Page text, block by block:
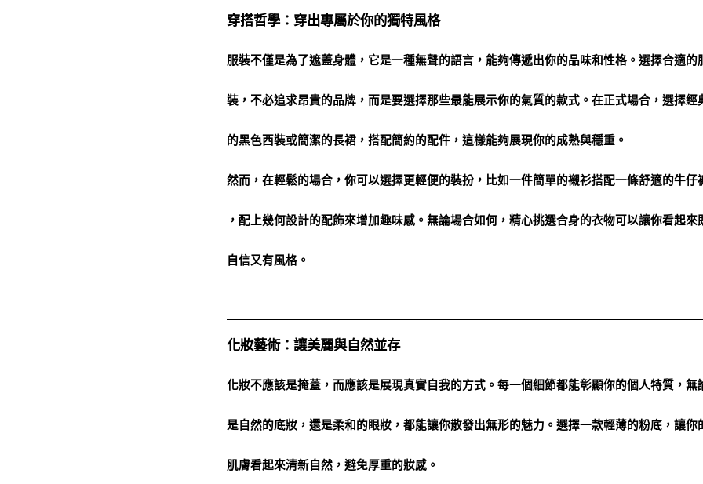
穿搭哲學：穿出專屬於你的獨特風格
服裝不僅是為了遮蓋身體，它是一種無聲的語言，能夠傳遞出你的品味和性格。選擇合適的
裝，不必追求昂貴的品牌，而是要選擇那些最能展示你的氣質的款式。在正式場合，選擇經
的黑色西裝或簡潔的長裙，搭配簡約的配件，這樣能夠展現你的成熟與穩重。
然而，在輕鬆的場合，你可以選擇更輕便的裝扮，比如一件簡單的襯衫搭配一條舒適的牛仔
，配上幾何設計的配飾來增加趣味感。無論場合如何，精心挑選合身的衣物可以讓你看起來
自信又有風格。
化妝藝術：讓美麗與自然並存
化妝不應該是掩蓋，而應該是展現真實自我的方式。每一個細節都能彰顯你的個人特質，無
是自然的底妝，還是柔和的眼妝，都能讓你散發出無形的魅力。選擇一款輕薄的粉底，讓你
肌膚看起來清新自然，避免厚重的妝感。